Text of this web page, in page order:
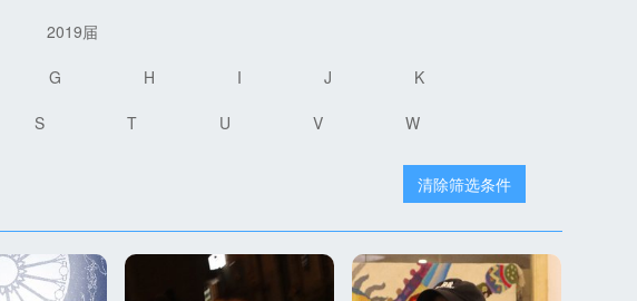
清除筛选条件
2019届
G H I J K
S T U V W